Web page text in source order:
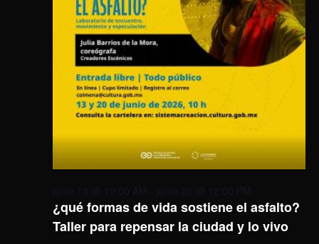
¿qué formas de vida sostiene el asfalto?
Taller para repensar la ciudad y lo vivo
junio 13 @ 10:00 AM - junio 20 @ 12:00 PM